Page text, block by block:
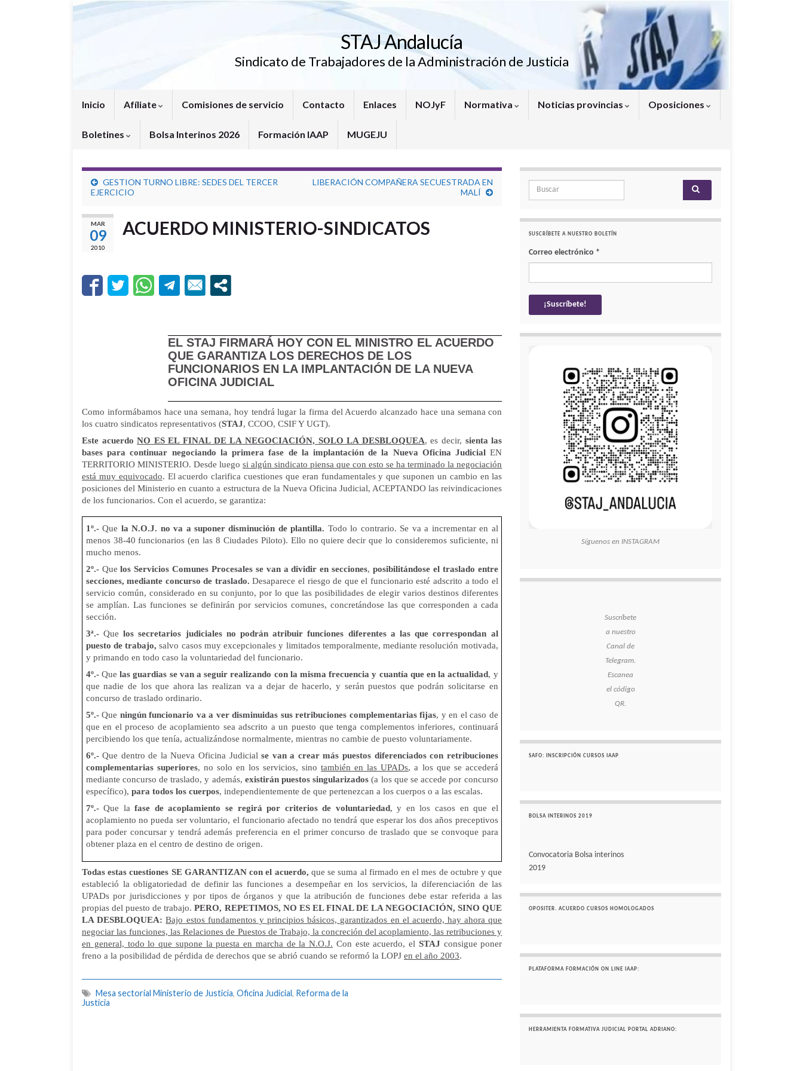
STAJ Andalucía
Sindicato de Trabajadores de la Administración de Justicia
Inicio Afíliate Comisiones de servicio Contacto Enlaces NOJyF Normativa Noticias provincias Oposiciones
Boletines Bolsa Interinos 2026 Formación IAAP MUGEJU
GESTION TURNO LIBRE: SEDES DEL TERCER
EJERCICIO
LIBERACIÓN COMPAÑERA SECUESTRADA EN
MALÍ
MAR
09
2010
ACUERDO MINISTERIO-SINDICATOS
EL STAJ FIRMARÁ HOY CON EL MINISTRO EL ACUERDO
QUE GARANTIZA LOS DERECHOS DE LOS
FUNCIONARIOS EN LA IMPLANTACIÓN DE LA NUEVA
OFICINA JUDICIAL
Como informábamos hace una semana, hoy tendrá lugar la firma del Acuerdo alcanzado hace una semana con
los cuatro sindicatos representativos (STAJ, CCOO, CSIF Y UGT).
Este acuerdoNO ES EL FINAL DE LA NEGOCIACIÓN, SOLO LA DESBLOQUEA, es decir, sienta las
bases para continuar negociando la primera fase de la implantación de la Nueva Oficina Judicial EN
TERRITORIO MINISTERIO. Desde luegosi algún sindicato piensa que con esto se ha terminado la negociación
está muy equivocado. El acuerdo clarifica cuestiones que eran fundamentales y que suponen un cambio en las
posiciones del Ministerio en cuanto a estructura de la Nueva Oficina Judicial, ACEPTANDO las reivindicaciones
de los funcionarios. Con el acuerdo, se garantiza:
1º.-Que la N.O.J. no va a suponer disminución de plantilla. Todo lo contrario. Se va a incrementar en al
menos 38-40 funcionarios (en las 8 Ciudades Piloto). Ello no quiere decir que lo consideremos suficiente, ni
mucho menos.
2º.-Quelos Servicios Comunes Procesales se van a dividir en secciones,posibilitándose el traslado entre
secciones, mediante concurso de traslado. Desaparece el riesgo de que el funcionario esté adscrito a todo el
servicio común, considerado en su conjunto, por lo que las posibilidades de elegir varios destinos diferentes
se amplían. Las funciones se definirán por servicios comunes, concretándose las que corresponden a cada
sección.
3ª.-Quelos secretarios judiciales no podrán atribuir funciones diferentes a las que correspondan al
puesto de trabajo, salvo casos muy excepcionales y limitados temporalmente, mediante resolución motivada,
y primando en todo caso la voluntariedad del funcionario.
4º.-Quelas guardias se van a seguir realizando con la misma frecuencia y cuantía que en la actualidad, y
que nadie de los que ahora las realizan va a dejar de hacerlo, y serán puestos que podrán solicitarse en
concurso de traslado ordinario.
5º.-Que ningún funcionario va a ver disminuidas sus retribuciones complementarias fijas, y en el caso de
que en el proceso de acoplamiento sea adscrito a un puesto que tenga complementos inferiores, continuará
percibiendo los que tenía, actualizándose normalmente, mientras no cambie de puesto voluntariamente.
6º.-Que dentro de la Nueva Oficina Judicialse van a crear más puestos diferenciados con retribuciones
complementarias superiores, no solo en los servicios, sinotambién en las UPADs, a los que se accederá
mediante concurso de traslado, y además, existirán puestos singularizados (a los que se accede por concurso
específico), para todos los cuerpos, independientemente de que pertenezcan a los cuerpos o a las escalas.
7º.-Que lafase de acoplamiento se regirá por criterios de voluntariedad, y en los casos en que el
acoplamiento no pueda ser voluntario, el funcionario afectado no tendrá que esperar los dos años preceptivos
para poder concursar y tendrá además preferencia en el primer concurso de traslado que se convoque para
obtener plaza en el centro de destino de origen.
Todas estas cuestiones SE GARANTIZAN con el acuerdo, que se suma al firmado en el mes de octubre y que
estableció la obligatoriedad de definir las funciones a desempeñar en los servicios, la diferenciación de las
UPADs por jurisdicciones y por tipos de órganos y que la atribución de funciones debe estar referida a las
propias del puesto de trabajo.PERO, REPETIMOS, NO ES EL FINAL DE LA NEGOCIACIÓN, SINO QUE
LA DESBLOQUEA: Bajo estos fundamentos y principios básicos, garantizados en el acuerdo, hay ahora que
negociar las funciones, las Relaciones de Puestos de Trabajo, la concreción del acoplamiento, las retribuciones y
en general, todo lo que supone la puesta en marcha de la N.O.J. Con este acuerdo, el STAJ consigue poner
freno a la posibilidad de pérdida de derechos que se abrió cuando se reformó la LOPJ en el año 2003.
Mesa sectorial Ministerio de Justicia, Oficina Judicial, Reforma de la
Justicia
Search for:
SUSCRÍBETE A NUESTRO BOLETÍN
Correo electrónico *
Síguenos en INSTAGRAM
Suscríbete
a nuestro
Canal de
Telegram.
Escanea
el código
QR.
SAFO: INSCRIPCIÓN CURSOS IAAP
BOLSA INTERINOS 2019
Convocatoria Bolsa interinos
2019
OPOSITER. ACUERDO CURSOS HOMOLOGADOS
PLATAFORMA FORMACIÓN ON LINE IAAP:
HERRAMIENTA FORMATIVA JUDICIAL PORTAL ADRIANO: